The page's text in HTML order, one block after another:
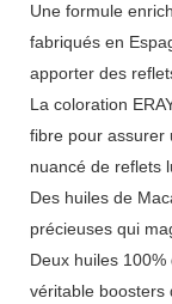
Une formule
fabriqués en
apporter des
La coloration
fibre pour assurer
nuancé de reflets
Des huiles de
précieuses qui
Deux huiles
véritable boosters